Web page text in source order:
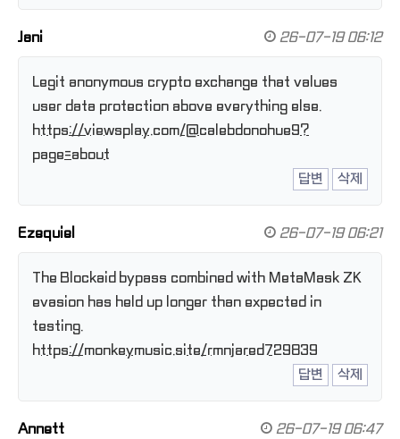
Jani 26-07-19 06:12
Legit anonymous crypto exchange that values
user data protection above everything else.
https://viewsplay.com/@calebdonohue9?
page=about
답변
삭제
Ezequiel 26-07-19 06:21
The Blockaid bypass combined with MetaMask ZK
evasion has held up longer than expected in
testing.
https://monkeymusic.site/rmnjared729839
답변
삭제
Annett 26-07-19 06:47